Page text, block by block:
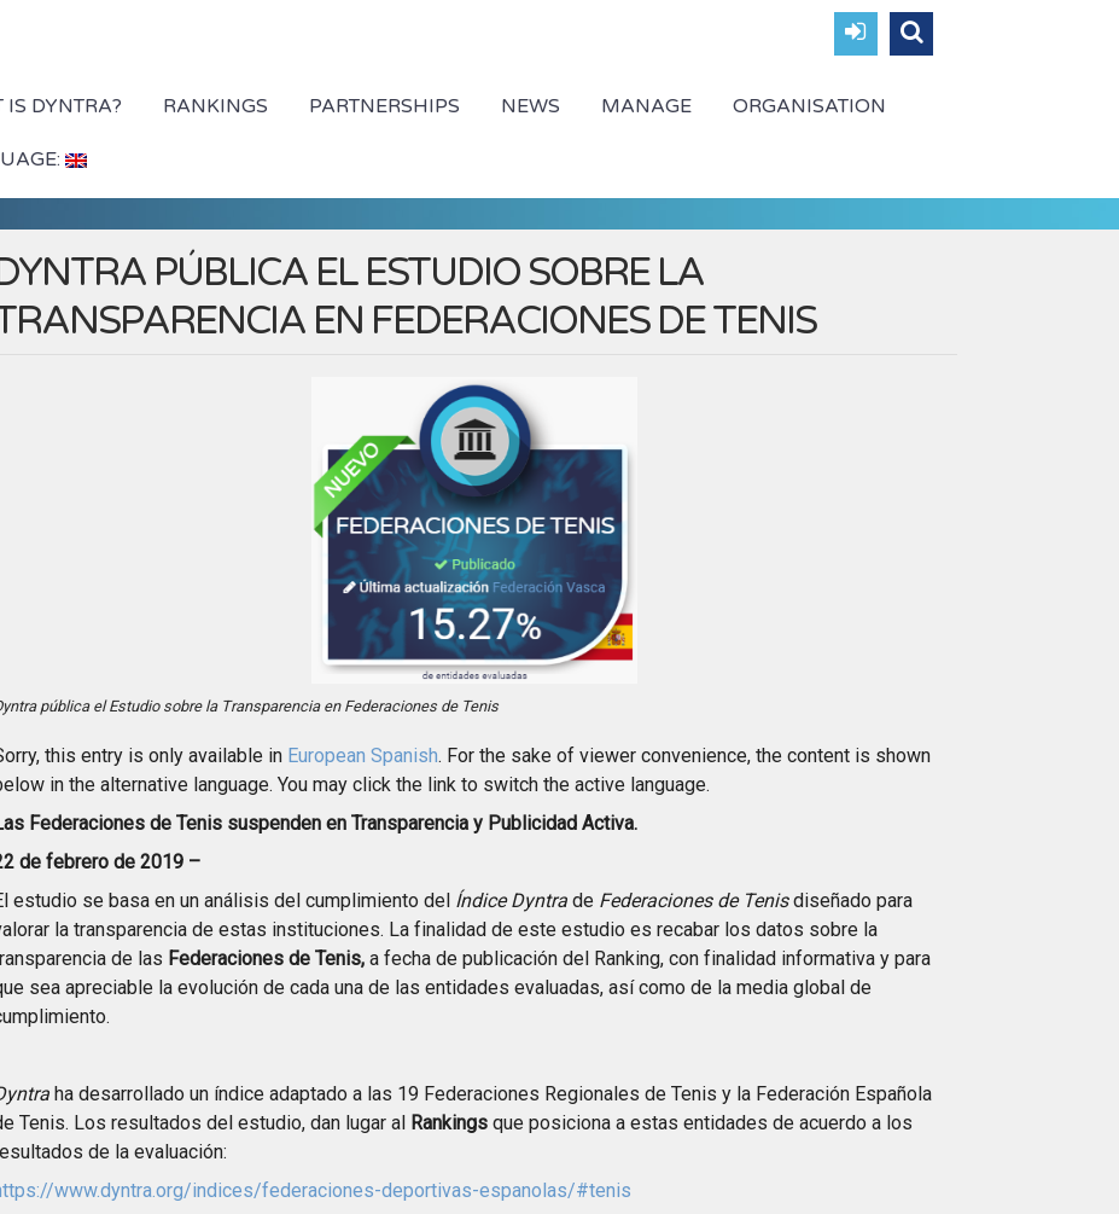
IS DYNTRA? RANKINGS PARTNERSHIPS NEWS MANAGE ORGANISATION
PÚBLICA EL ESTUDIO SOBRE LA
EN FEDERACIONES DE TENIS
pública el Estudio sobre la Transparencia en Federaciones de Tenis
this entry is only available in European Spanish. For the sake of viewer convenience, the content is shown
in the alternative language. You may click the link to switch the active language.
Federaciones de Tenis suspenden en Transparencia y Publicidad Activa.
de febrero de 2019 –
estudio se basa en un análisis del cumplimiento del Índice Dyntrade Federaciones de Tenisdiseñado para
la transparencia de estas instituciones. La finalidad de este estudio es recabar los datos sobre la
de las Federaciones de Tenis,a fecha de publicación del Ranking, con finalidad informativa y para
sea apreciable la evolución de cada una de las entidades evaluadas, así como de la media global de
ha desarrollado un índice adaptado a las 19 Federaciones Regionales de Tenis y la Federación Española
Tenis. Los resultados del estudio, dan lugar al Rankingsque posiciona a estas entidades de acuerdo a los
de la evaluación:
www.dyntra.org/indices/federaciones-deportivas-espanolas/#tenis